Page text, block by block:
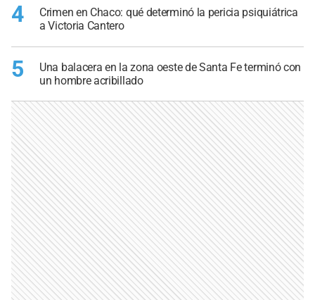
4
Crimen en Chaco: qué determinó la pericia psiquiátrica
a Victoria Cantero
5
Una balacera en la zona oeste de Santa Fe terminó con
un hombre acribillado